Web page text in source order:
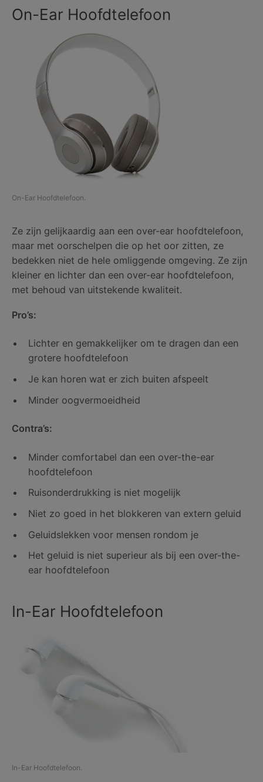
On-Ear Hoofdtelefoon
On-Ear Hoofdtelefoon.
Ze zijn gelijkaardig aan een over-ear hoofdtelefoon,
maar met oorschelpen die op het oor zitten, ze
bedekken niet de hele omliggende omgeving. Ze zijn
kleiner en lichter dan een over-ear hoofdtelefoon,
met behoud van uitstekende kwaliteit.
Pro’s:
Lichter en gemakkelijker om te dragen dan een
grotere hoofdtelefoon
Je kan horen wat er zich buiten afspeelt
Minder oogvermoeidheid
Contra’s:
Minder comfortabel dan een over-the-ear
hoofdtelefoon
Ruisonderdrukking is niet mogelijk
Niet zo goed in het blokkeren van extern geluid
Geluidslekken voor mensen rondom je
Het geluid is niet superieur als bij een over-the-
ear hoofdtelefoon
In-Ear Hoofdtelefoon
In-Ear Hoofdtelefoon.